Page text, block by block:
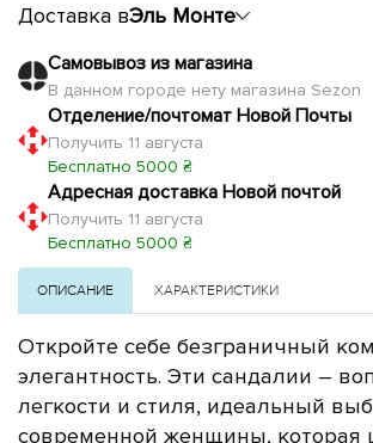
Доставка вЭль Монте
Самовывоз из магазина
В данном городе нету магазина Sezon
Отделение/почтомат Новой Почты
Получить 11 августа
Бесплатно 5000 ₴
Адресная доставка Новой почтой
Получить 11 августа
Бесплатно 5000 ₴
ОПИСАНИЕ ХАРАКТЕРИСТИКИ
Откройте себе безграничный
элегантность. Эти сандалии –
легкости и стиля, идеальный
современной женщины, которая